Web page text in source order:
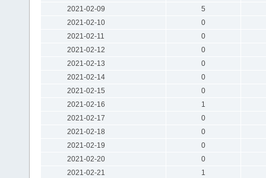
2021-02-09
5
2021-02-10
0
2021-02-11
0
2021-02-12
0
2021-02-13
0
2021-02-14
0
2021-02-15
0
2021-02-16
1
2021-02-17
0
2021-02-18
0
2021-02-19
0
2021-02-20
0
2021-02-21
1